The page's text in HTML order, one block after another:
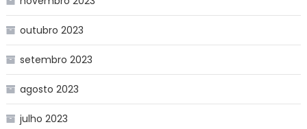
outubro 2023
setembro 2023
agosto 2023
julho 2023